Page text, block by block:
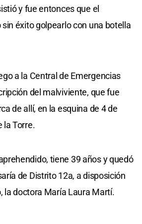
y fue entonces que el
éxito golpearlo con una botella
a la Central de Emergencias
del malviviente, que fue
de allí, en la esquina de 4 de
la Torre.
tiene 39 años y quedó
de Distrito 12a, a disposición
la doctora María Laura Martí.